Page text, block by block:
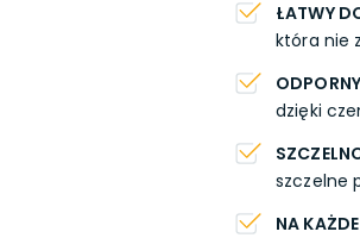
ŁATWY
która nie
dzięki
szczelne
NA